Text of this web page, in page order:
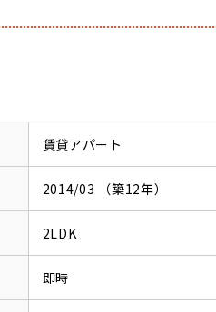
賃貸アパート
2014/03 （築12年）
2LDK
即時